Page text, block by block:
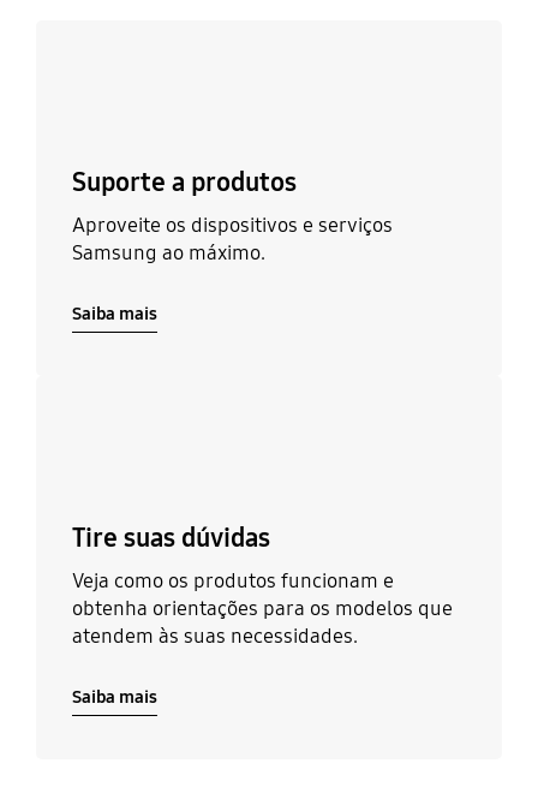
Suporte a produtos
Aproveite os dispositivos e serviços
Samsung ao máximo.
Saiba mais
Tire suas dúvidas
Veja como os produtos funcionam e
obtenha orientações para os modelos que
atendem às suas necessidades.
Saiba mais